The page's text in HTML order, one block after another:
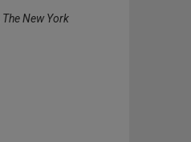
The New York